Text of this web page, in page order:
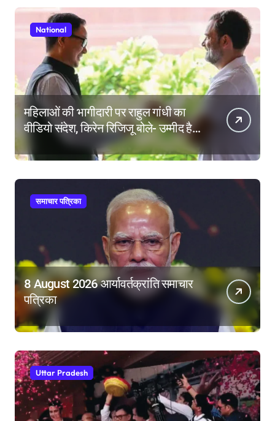
National
महिलाओं की भागीदारी पर राहुल गांधी का
वीडियो संदेश, किरेन रिजिजू बोले- उम्मीद है
महिला आरक्षण बिल का बिना शर्त करेंगे
समर्थन
समाचार पत्रिका
8 August 2026 आर्यावर्तक्रांति समाचार
पत्रिका
Uttar Pradesh